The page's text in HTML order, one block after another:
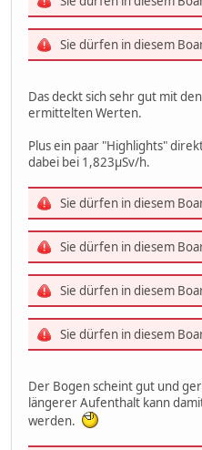
Sie dürfen in diesem
Das deckt sich sehr gut mit
ermittelten Werten.
Plus ein paar "Highlights"
dabei bei 1,823μSv/h.
Sie dürfen in diesem
Sie dürfen in diesem
Sie dürfen in diesem
Sie dürfen in diesem
Der Bogen scheint gut und
längerer Aufenthalt kann
werden.